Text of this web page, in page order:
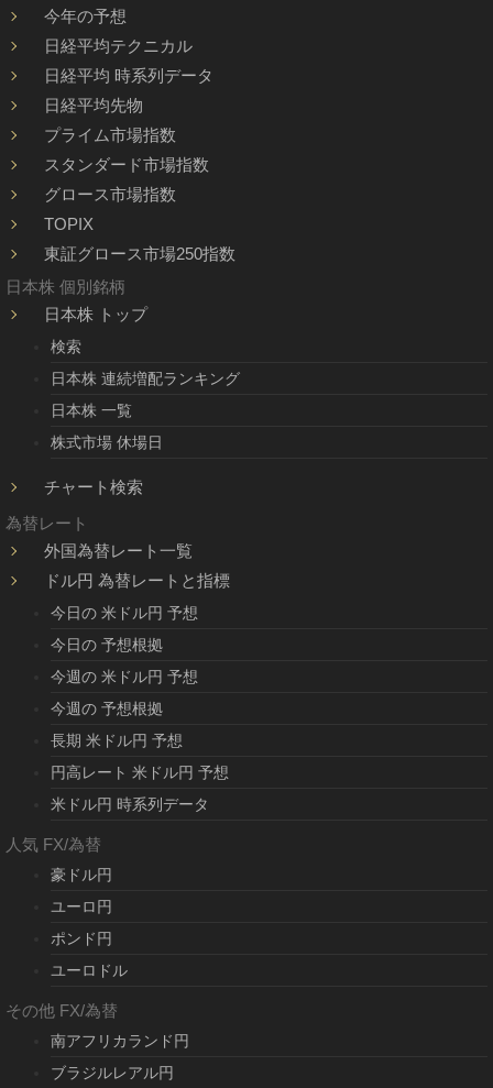
今年の予想
日経平均テクニカル
日経平均 時系列データ
日経平均先物
プライム市場指数
スタンダード市場指数
グロース市場指数
TOPIX
東証グロース市場250指数
日本株 個別銘柄
日本株 トップ
検索
日本株 連続増配ランキング
日本株 一覧
株式市場 休場日
チャート検索
為替レート
外国為替レート一覧
ドル円 為替レートと指標
今日の 米ドル円 予想
今日の 予想根拠
今週の 米ドル円 予想
今週の 予想根拠
長期 米ドル円 予想
円高レート 米ドル円 予想
米ドル円 時系列データ
人気 FX/為替
豪ドル円
ユーロ円
ポンド円
ユーロドル
その他 FX/為替
南アフリカランド円
ブラジルレアル円